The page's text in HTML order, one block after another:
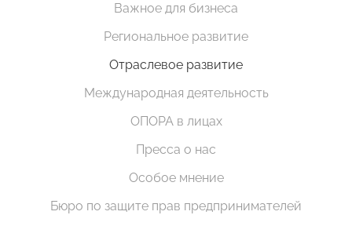
Важное для бизнеса
Региональное развитие
Отраслевое развитие
Международная деятельность
ОПОРА в лицах
Пресса о нас
Особое мнение
Бюро по защите прав предпринимателей